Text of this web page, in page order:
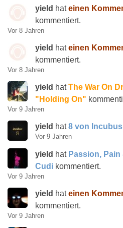
yield hateinen
kommentiert.
Vor 8 Jahren
yield hateinen
kommentiert.
Vor 8 Jahren
yield hatThe War On
"Holding On"
Vor 9 Jahren
yield hat8 von Incubus
Vor 9 Jahren
yield hat Passion,
Cudi kommentiert.
Vor 9 Jahren
yield hateinen
kommentiert.
Vor 9 Jahren